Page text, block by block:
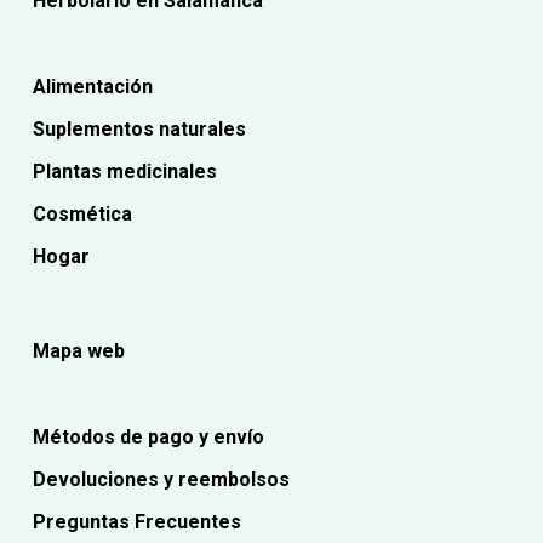
Alimentación
Suplementos naturales
Plantas medicinales
Cosmética
Hogar
Mapa web
Métodos de pago y envío
Devoluciones y reembolsos
Preguntas Frecuentes